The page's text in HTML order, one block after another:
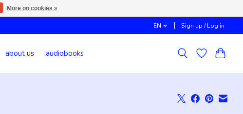
EN Sign up / Log in
about us audiobooks
More on cookies »